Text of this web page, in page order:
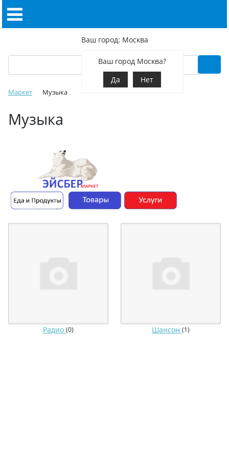
Ваш город: Москва
Ваш город Москва?
Да
Нет
Маркет Музыка
Музыка
Радио (0) Шансон (1)